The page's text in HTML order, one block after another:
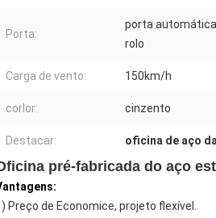
Porta:
porta
rolo
Carga de vento: 150km/h
corlor: cinzento
Destacar: oficina de aço
pré-fabricada do aço
Preço de Economice, projeto flexível.